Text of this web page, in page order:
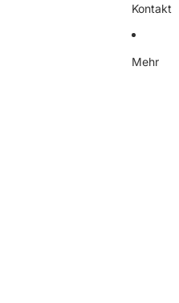
Kontakt
Mehr